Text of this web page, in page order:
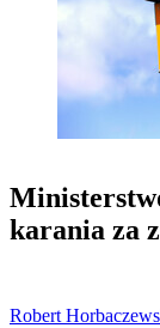
karania za
Robert